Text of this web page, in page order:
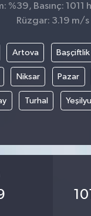
%39, Basınç: 1011
Rüzgar: 3.19 m/s
Artova Başçiftlik
Niksar Pazar
Turhal